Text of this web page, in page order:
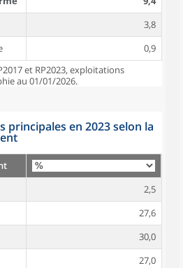
3,8
0,9
et RP2023, exploitations
au 01/01/2026.
principales en 2023 selon la
2,5
27,6
30,0
27,0